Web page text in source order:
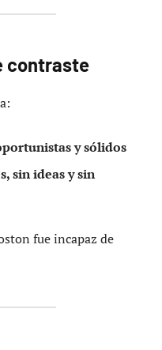
contraste
y sólidos
sin ideas y sin
fue incapaz de